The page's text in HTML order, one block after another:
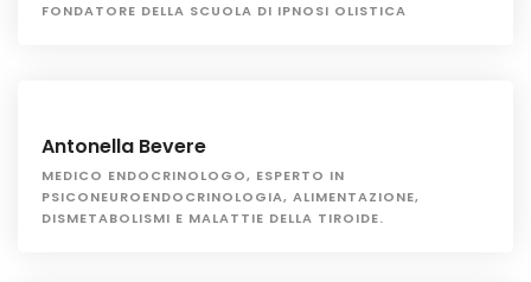
FONDATORE DELLA SCUOLA DI IPNOSI OLISTICA
Antonella Bevere
MEDICO ENDOCRINOLOGO, ESPERTO IN
PSICONEUROENDOCRINOLOGIA, ALIMENTAZIONE,
DISMETABOLISMI E MALATTIE DELLA TIROIDE.